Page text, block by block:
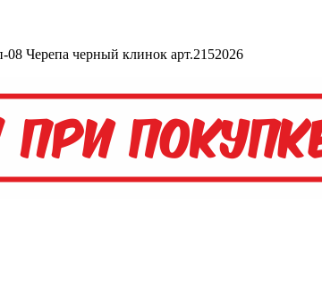
Черепа черный клинок арт.2152026